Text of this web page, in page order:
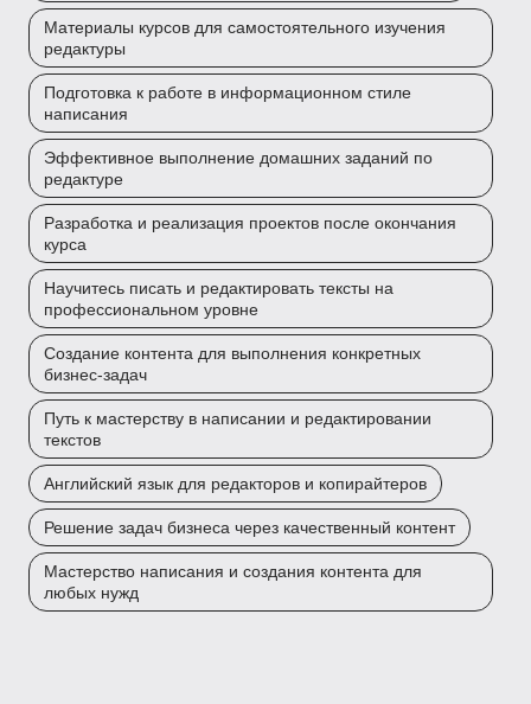
Материалы курсов для самостоятельного изучения
редактуры
Подготовка к работе в информационном стиле
написания
Эффективное выполнение домашних заданий по
редактуре
Разработка и реализация проектов после окончания
курса
Научитесь писать и редактировать тексты на
профессиональном уровне
Создание контента для выполнения конкретных
бизнес-задач
Путь к мастерству в написании и редактировании
текстов
Английский язык для редакторов и копирайтеров
Решение задач бизнеса через качественный контент
Мастерство написания и создания контента для
любых нужд